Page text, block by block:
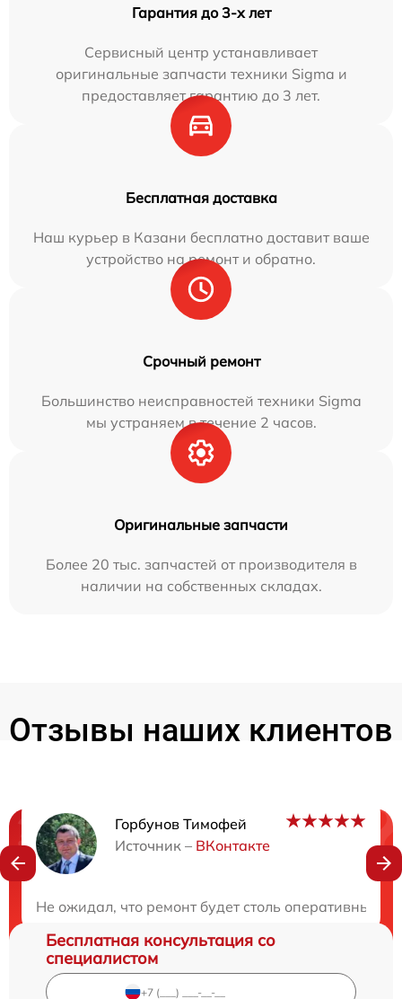
Гарантия до 3-х лет
Сервисный центр устанавливает
оригинальные запчасти техники Sigma и
предоставляет гарантию до 3 лет.
Бесплатная доставка
Наш курьер в Казани бесплатно доставит ваше
устройство на ремонт и обратно.
Срочный ремонт
Большинство неисправностей техники Sigma
мы устраняем в течение 2 часов.
Оригинальные запчасти
Более 20 тыс. запчастей от производителя в
наличии на собственных складах.
Отзывы наших клиентов
Горбунов Тимофей
Источник – ВКонтакте
Не ожидал, что ремонт будет столь оперативным!
Нужна консультация?
Бесплатная консультация со
специалистом